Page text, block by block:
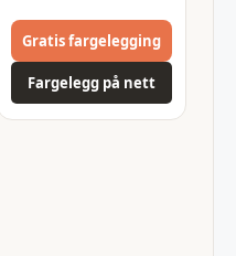
Gratis fargelegging
Fargelegg på nett